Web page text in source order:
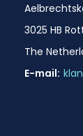
3025 HB
The
E-mail: